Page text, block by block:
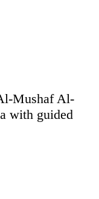
Mushaf Al-
with guided